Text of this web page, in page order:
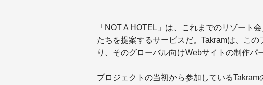
「NOT A HOTEL」は、これまでのリゾート
たちを提案するサービスだ。Takramは、こ
り、そのグローバル向けWebサイトの制作パ
プロジェクトの当初から参加している